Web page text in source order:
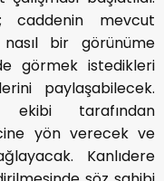
caddenin mevcut
bir görünüme
görmek istedikleri
paylaşabilecek.
tarafından
yön verecek ve
Kanlıdere